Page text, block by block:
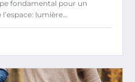
fondamental pour un
lumière…